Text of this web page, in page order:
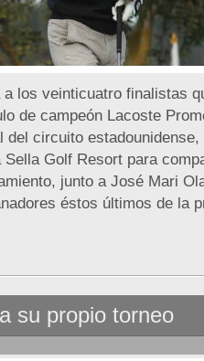
los veinticuatro finalistas
de campeón Lacoste
del circuito
Golf Resort para
junto a José Mari
éstos últimos de la
su propio torneo